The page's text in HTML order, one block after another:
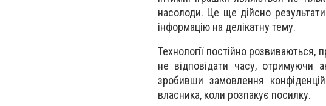
насолоди. Це ще дійсно
інформацію на делікатну тему.
Технології постійно
не відповідати часу, отримуючи
зробивши замовлення
власника, коли розпакує посилку.